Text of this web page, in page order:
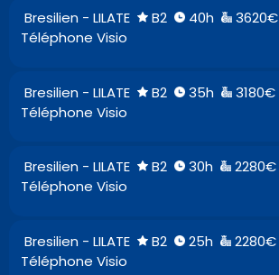
Bresilien - LILATE B2 40h 3620€
Téléphone Visio
Bresilien - LILATE B2 35h 3180€
Téléphone Visio
Bresilien - LILATE B2 30h 2280€
Téléphone Visio
Bresilien - LILATE B2 25h 2280€
Téléphone Visio